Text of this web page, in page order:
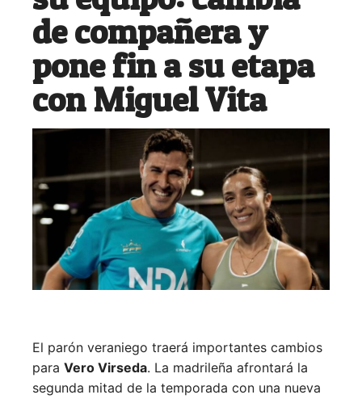
de compañera y
pone fin a su etapa
con Miguel Vita
El parón veraniego traerá importantes cambios
para Vero Virseda. La madrileña afrontará la
segunda mitad de la temporada con una nueva